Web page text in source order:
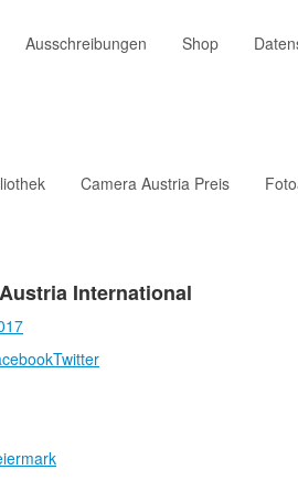
Ausschreibungen Shop
Camera Austria Preis
International
Twitter